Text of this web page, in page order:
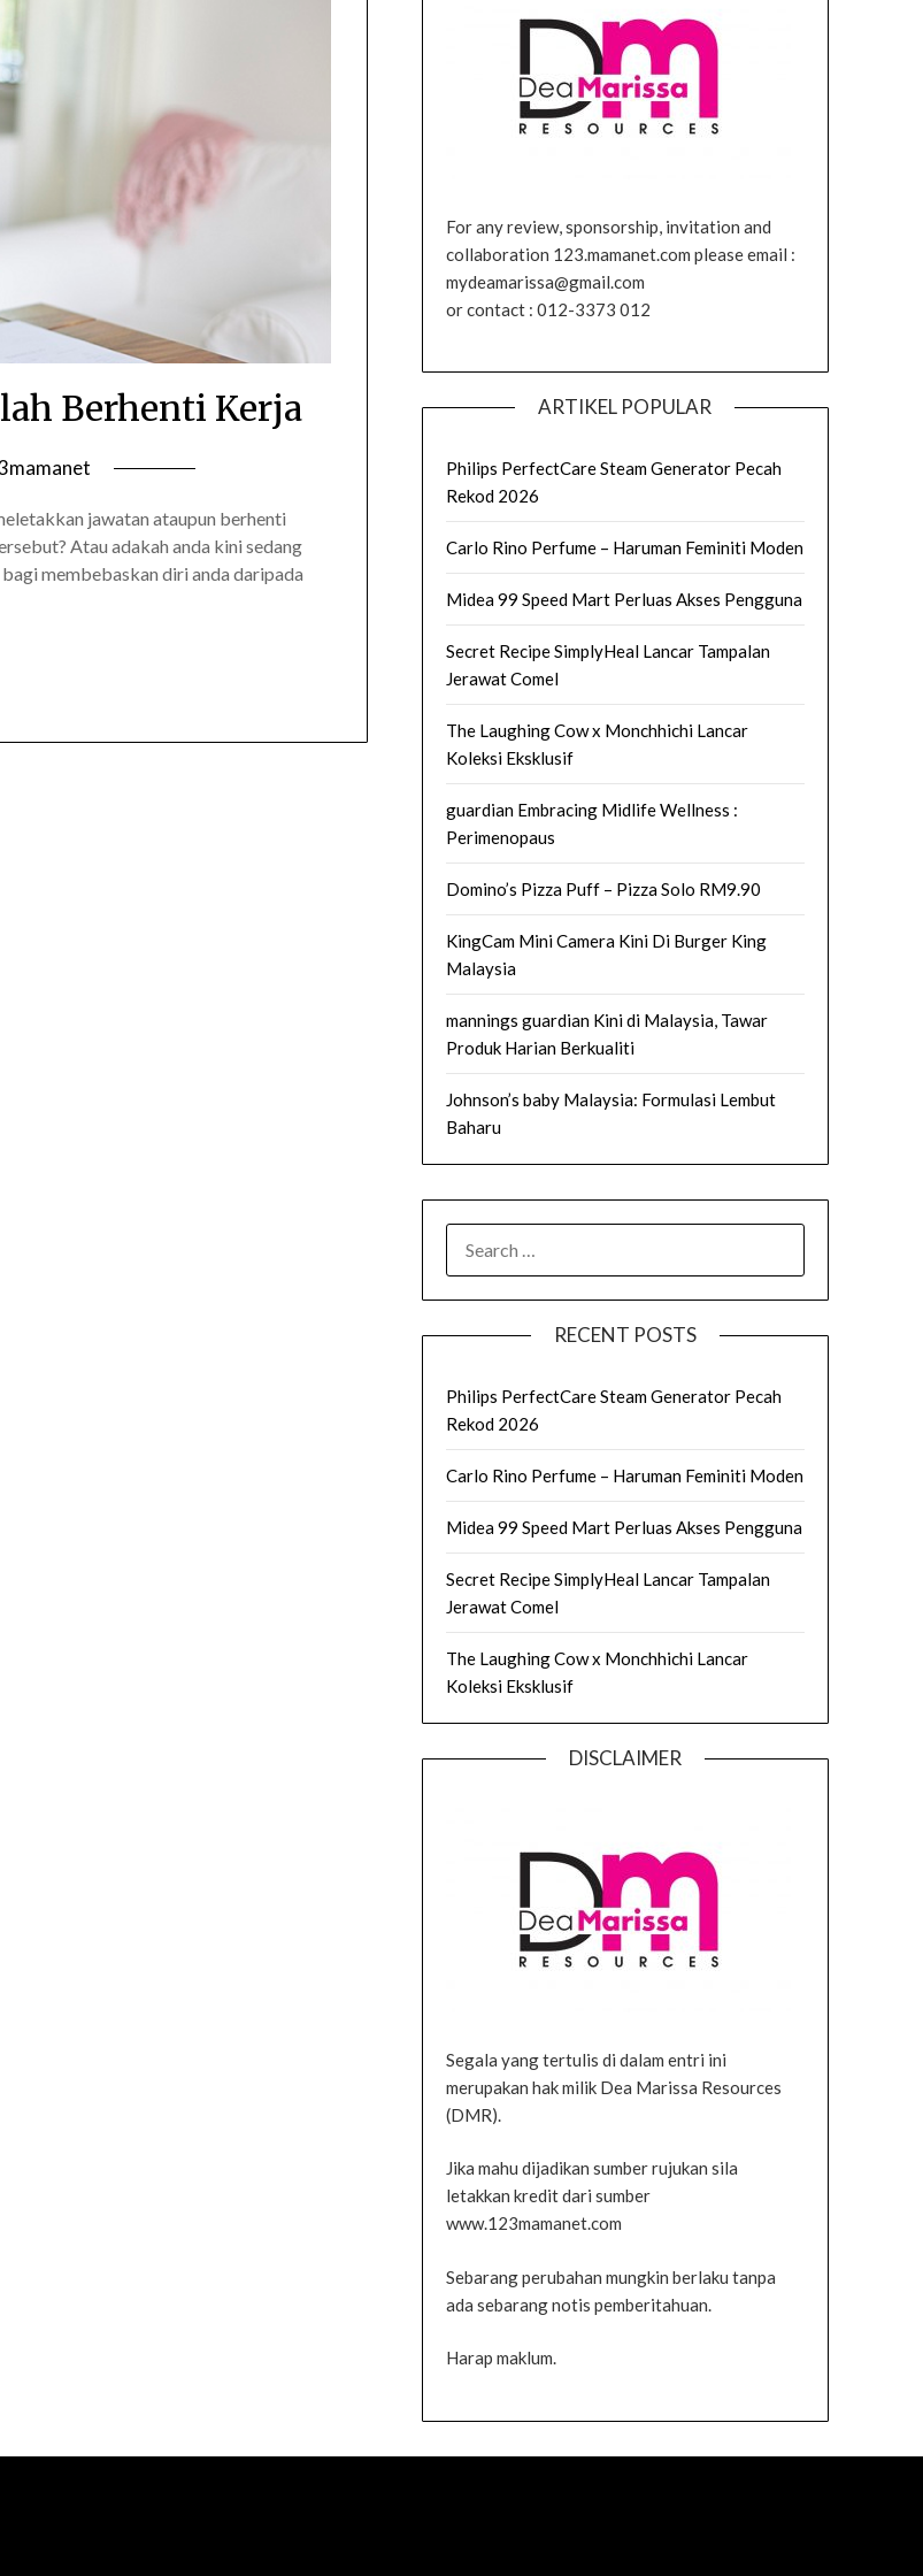
Berhenti Kerja
jawatan ataupun berhenti
Atau adakah anda kini sedang
membebaskan diri anda daripada
For any review, sponsorship, invitation and
collaboration 123.mamanet.com please email :
mydeamarissa@gmail.com
or contact : 012-3373 012
ARTIKEL POPULAR
Philips PerfectCare Steam Generator Pecah
Rekod 2026
Carlo Rino Perfume – Haruman Feminiti Moden
Midea 99 Speed Mart Perluas Akses Pengguna
Secret Recipe SimplyHeal Lancar Tampalan
Jerawat Comel
The Laughing Cow x Monchhichi Lancar
Koleksi Eksklusif
guardian Embracing Midlife Wellness :
Perimenopaus
Domino’s Pizza Puff – Pizza Solo RM9.90
KingCam Mini Camera Kini Di Burger King
Malaysia
mannings guardian Kini di Malaysia, Tawar
Produk Harian Berkualiti
Johnson’s baby Malaysia: Formulasi Lembut
Baharu
FOR:
RECENT POSTS
Philips PerfectCare Steam Generator Pecah
Rekod 2026
Carlo Rino Perfume – Haruman Feminiti Moden
Midea 99 Speed Mart Perluas Akses Pengguna
Secret Recipe SimplyHeal Lancar Tampalan
Jerawat Comel
The Laughing Cow x Monchhichi Lancar
Koleksi Eksklusif
DISCLAIMER
Segala yang tertulis di dalam entri ini
merupakan hak milik Dea Marissa Resources
(DMR).
Jika mahu dijadikan sumber rujukan sila
letakkan kredit dari sumber
www.123mamanet.com
Sebarang perubahan mungkin berlaku tanpa
ada sebarang notis pemberitahuan.
Harap maklum.